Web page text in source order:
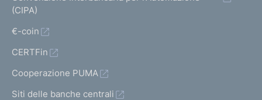
(CIPA)
€-coin
CERTFin
Cooperazione PUMA
Siti delle banche centrali